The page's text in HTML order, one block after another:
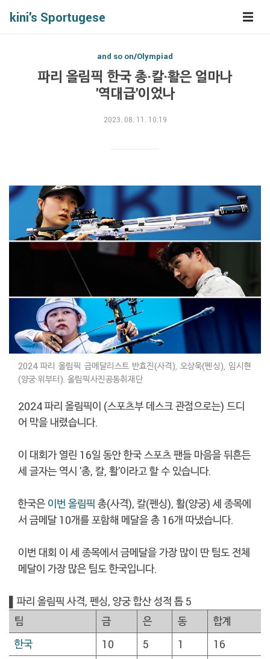
kini's Sportugese
and so on/Olympiad
파리 올림픽 한국 총·칼·활은 얼마나
'역대급'이었나
2023. 08. 11. 10:19
2024 파리 올림픽 금메달리스트 반효진(사격), 오상욱(펜싱), 임시현
(양궁·위부터). 올림픽사진공동취재단
2024 파리 올림픽이 (스포츠부 데스크 관점으로는) 드디
어 막을 내렸습니다.
이 대회가 열린 16일 동안 한국 스포츠 팬들 마음을 뒤흔든
세 글자는 역시 '총, 칼, 활'이라고 할 수 있습니다.
한국은 이번 올림픽 총(사격), 칼(펜싱), 활(양궁) 세 종목에
서 금메달 10개를 포함해 메달을 총 16개 따냈습니다.
이번 대회 이 세 종목에서 금메달을 가장 많이 딴 팀도 전체
메달이 가장 많은 팀도 한국입니다.
▌파리 올림픽 사격, 펜싱, 양궁 합산 성적 톱 5
팀
금 은 동
합계
한국
10 5 1
16